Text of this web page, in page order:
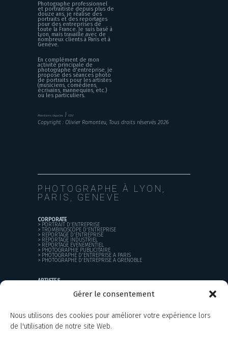
Gérer le consentement
Nous utilisons des cookies pour améliorer votre expérience lors
de l'utilisation de notre site Web.
Photographe professionnel
et portraitiste depuis plus de
douze ans, je réalise des
portraits et des reportages
pour des entreprises de
toute la France. Je suis basé à
Lyon, mais travaille avec de
nombreux clients à Paris et à
Genève.
En complément de mon
activité principale de
photographe d'entreprise, je
propose des séances photo
de portraits pour les artistes
(musiciens, comédiens,
écrivains, mannequins, etc.)
ou les particuliers.
Mentions légales | CGV
Copyright : Olivier Ramonteu, Tous droits réservés 2026
PHOTOGRAPHE À LYON,
PARIS, GENEVE
CORPORATE
> PORTRAIT D'ENTREPRISE
> TROMBINOSCOPE D'ENTREPRISE
> REPORTAGE D'ENTREPRISE
> REPORTAGE INDUSTRIEL
> REPORTAGE EVENEMENTIEL
> PHOTOGRAPHIE PUBLICITAIRE
> PHOTOGRAPHE D'ENTREPRISE A PARIS
> PHOTOGRAPHE D'ENTREPRISE A GRENOBLE
ARTISTES
CREATION D'UNIVERS VISUEL
PARTICULIERS
>PORTRAIT
>COURS DE PHOTO